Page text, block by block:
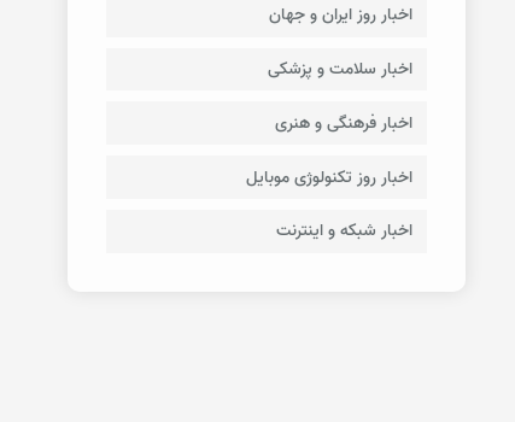
اخبار روز ایران و جهان
اخبار سلامت و پزشکی
اخبار فرهنگی و هنری
اخبار روز تکنولوژی موبایل
اخبار شبکه و اینترنت